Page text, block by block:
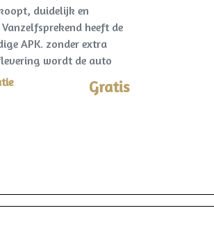
duidelijk en
heeft de
APK. zonder extra
wordt de auto
gezet en een
de eventuele inruilauto
Gratis